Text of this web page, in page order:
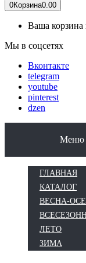
0Корзина0.00
Ваша корзина
Мы в соцсетях
Вконтакте
telegram
youtube
pinterest
dzen
Меню
ГЛАВНАЯ
КАТАЛОГ
ВЕСНА-
ЛЕТО
ЗИМА